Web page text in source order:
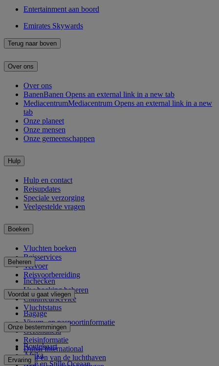
Entertainment aan boord
Emirates Skywards
Terug naar boven
Over ons
Over ons
BanenBanen Opens an external link in a new tab
MediacentrumMediacentrum Opens an external link in a new
tab
Onze planeet
Onze mensen
Onze gemeenschappen
Hulp
Hulp en contact
Reisupdates
Speciale verzorging
Veelgestelde vragen
Boeken
Vluchten boeken
Reisservices
Vervoer
Reisvoorbereiding
Beheren
Inchecken
Uw boeking beheren
Chauffeurservice
Vluchtstatus
Voordat u gaat vliegen
Bagage
Visum- en paspoortinformatie
Gezondheid
Reisinformatie
Dubai International
Naar en van de luchthaven
Onze bestemmingen
Routekaart
Afrika
Azië en Stille Oceaan
Ervaring